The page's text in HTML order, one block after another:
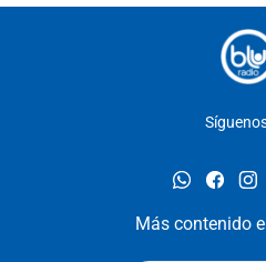
whatsapp
Más contenido